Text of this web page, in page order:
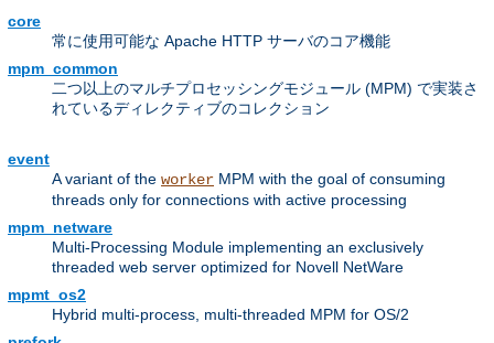
core
常に使用可能な Apache HTTP サーバのコア機能
mpm_common
二つ以上のマルチプロセッシングモジュール (MPM) で実装さ
れているディレクティブのコレクション
event
A variant of the worker MPM with the goal of consuming
threads only for connections with active processing
mpm_netware
Multi-Processing Module implementing an exclusively
threaded web server optimized for Novell NetWare
mpmt_os2
Hybrid multi-process, multi-threaded MPM for OS/2